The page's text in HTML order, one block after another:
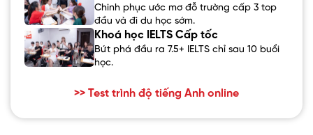
Chinh phục ước mơ đỗ trường cấp 3 top
đầu và đi du học sớm.
Khoá học IELTS Cấp tốc
Bứt phá đầu ra 7.5+ IELTS chỉ sau 10 buổi
học.
>> Test trình độ tiếng Anh online